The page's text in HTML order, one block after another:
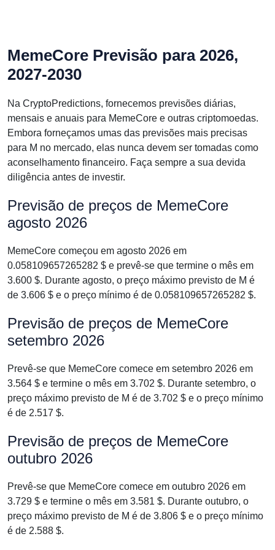
MemeCore Previsão para 2026,
2027-2030
Na CryptoPredictions, fornecemos previsões diárias,
mensais e anuais para MemeCore e outras criptomoedas.
Embora forneçamos umas das previsões mais precisas
para M no mercado, elas nunca devem ser tomadas como
aconselhamento financeiro. Faça sempre a sua devida
diligência antes de investir.
Previsão de preços de MemeCore
agosto 2026
MemeCore começou em agosto 2026 em
0.058109657265282 $ e prevê-se que termine o mês em
3.600 $. Durante agosto, o preço máximo previsto de M é
de 3.606 $ e o preço mínimo é de 0.058109657265282 $.
Previsão de preços de MemeCore
setembro 2026
Prevê-se que MemeCore comece em setembro 2026 em
3.564 $ e termine o mês em 3.702 $. Durante setembro, o
preço máximo previsto de M é de 3.702 $ e o preço mínimo
é de 2.517 $.
Previsão de preços de MemeCore
outubro 2026
Prevê-se que MemeCore comece em outubro 2026 em
3.729 $ e termine o mês em 3.581 $. Durante outubro, o
preço máximo previsto de M é de 3.806 $ e o preço mínimo
é de 2.588 $.